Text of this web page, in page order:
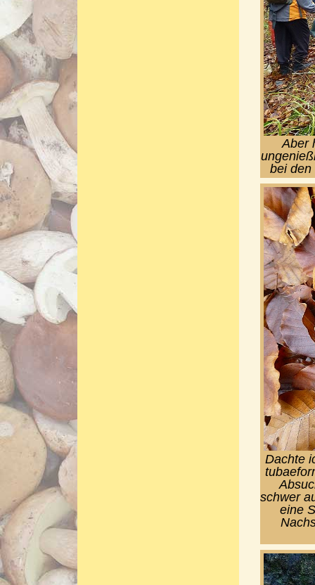
Aber
bei den
Dachte
schwer
eine